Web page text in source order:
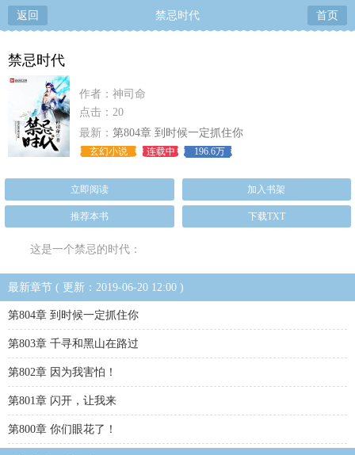
返回 禁忌时代 首页
禁忌时代
作者：神司命
点击：20
最新： 第804章 到时候一定抓住你
玄幻小说 连载中 196.6万
立即阅读 加入书架
推荐本书 下载TXT
这是一个禁忌的时代：
最新章节 ( 更新：2019-06-20 12:00 )
第804章 到时候一定抓住你
第803章 千寻和黑山在路过
第802章 因为我害怕！
第801章 闪开，让我来
第800章 你们眼花了！